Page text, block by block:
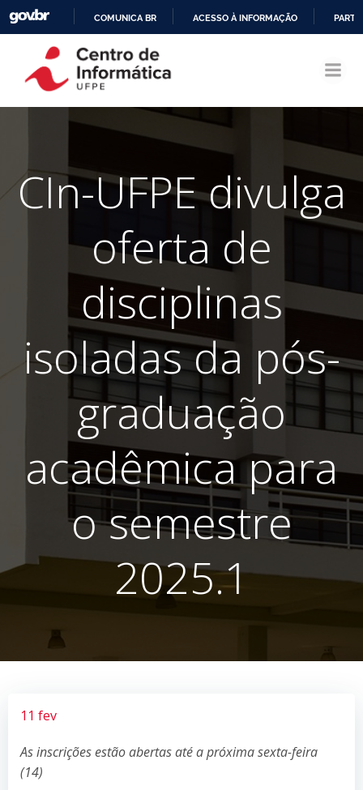
CONTEÚDO
COMUNICA BR ACESSO À INFORMAÇÃO
CIn-UFPE divulga
oferta de
disciplinas
isoladas da pós-
graduação
acadêmica para
o semestre
2025.1
11 fev
As inscrições estão abertas até a próxima sexta-feira
(14)